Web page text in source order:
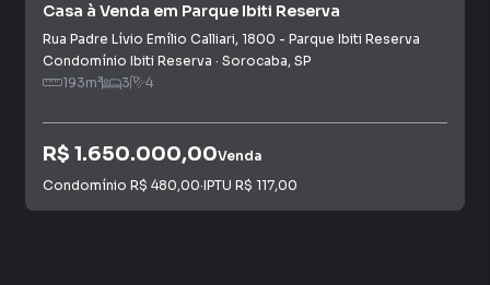
Casa à Venda em Parque Ibiti Reserva
Rua Padre Lívio Emílio Calliari, 1800 - Parque Ibiti Reserva
Condomínio Ibiti Reserva · Sorocaba, SP
193m² 3 4
R$ 1.650.000,00Venda
Condomínio R$ 480,00·IPTU R$ 117,00